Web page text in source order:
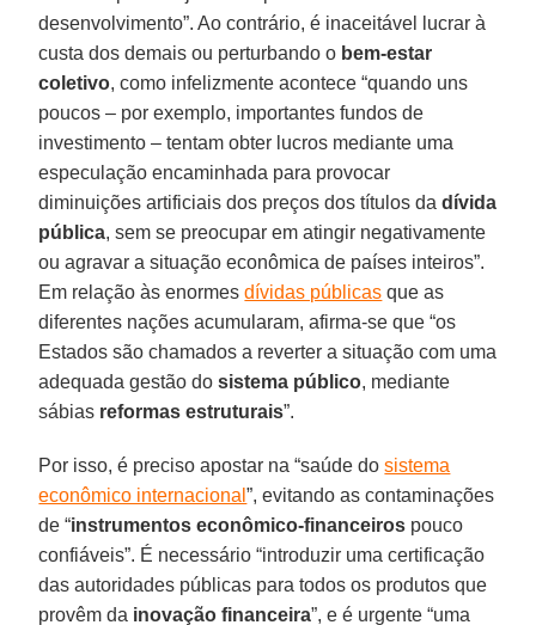
desenvolvimento”. Ao contrário, é inaceitável lucrar à
custa dos demais ou perturbando o bem-estar
coletivo, como infelizmente acontece “quando uns
poucos – por exemplo, importantes fundos de
investimento – tentam obter lucros mediante uma
especulação encaminhada para provocar
diminuições artificiais dos preços dos títulos da dívida
pública, sem se preocupar em atingir negativamente
ou agravar a situação econômica de países inteiros”.
Em relação às enormesdívidas públicas que as
diferentes nações acumularam, afirma-se que “os
Estados são chamados a reverter a situação com uma
adequada gestão do sistema público, mediante
sábias reformas estruturais”.
Por isso, é preciso apostar na “saúde dosistema
econômico internacional”, evitando as contaminações
de “instrumentos econômico-financeiros pouco
confiáveis”. É necessário “introduzir uma certificação
das autoridades públicas para todos os produtos que
provêm da inovação financeira”, e é urgente “uma